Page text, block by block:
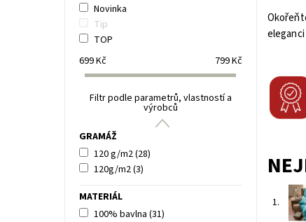
1.
Novinka
Tip
TOP
699Kč 799Kč
Filtr podle parametrů, vlastností a
výrobců
GRAMÁŽ
120 g/m2(28)
120g/m2(3)
MATERIÁL
100% bavlna (31)